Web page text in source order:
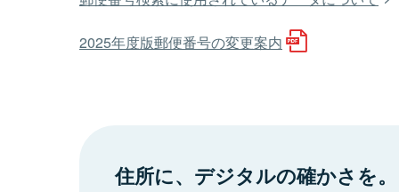
2025年度版郵便番号の変更案内
住所に、デジタルの確かさを。